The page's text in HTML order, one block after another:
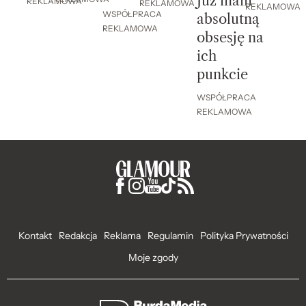
WSPÓŁPRACA
REKLAMOWA
REKLAMOWA
absolutną
obsesję na
ich
punkcie
WSPÓŁPRACA
REKLAMOWA
REKLAMOWA
Kontakt Redakcja Reklama Regulamin
Polityka Prywatności
Moje zgody